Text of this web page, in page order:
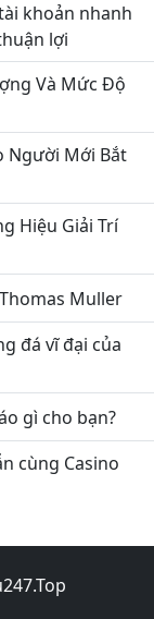
khoản nhanh
lợi
Và Mức Độ
Người Mới Bắt
Hiệu Giải Trí
Muller
đá vĩ đại của
gì cho bạn?
cùng Casino